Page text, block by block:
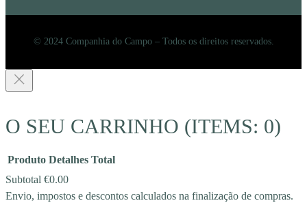
© 2024 Companhia do Campo – Todos os direitos reservados.
O SEU CARRINHO (ITEMS: 0)
Produto Detalhes Total
Subtotal €0.00
Envio, impostos e descontos calculados na finalização de compras.